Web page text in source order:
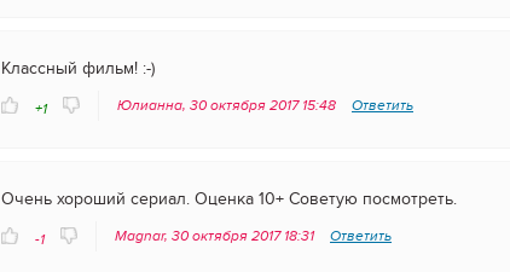
Классный фильм! :-)
+1 Юлианна, 30 октября 2017 15:48 Ответить
Очень хороший сериал. Оценка 10+ Советую посмотреть.
-1 Magnar, 30 октября 2017 18:31 Ответить